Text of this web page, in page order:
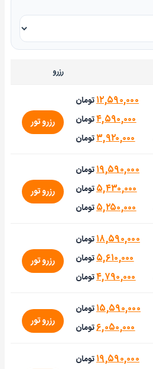
رزرو
۱۲,۵۹۰,۰۰۰تومان
۴,۵۹۰,۰۰۰تومان
۳,۹۲۰,۰۰۰تومان
رزرو تور
۱۹,۵۹۰,۰۰۰تومان
۵,۴۳۰,۰۰۰تومان
۵,۲۵۰,۰۰۰تومان
رزرو تور
۱۸,۵۹۰,۰۰۰تومان
۵,۶۱۰,۰۰۰تومان
۴,۷۹۰,۰۰۰تومان
رزرو تور
۱۵,۵۹۰,۰۰۰تومان
۶,۰۵۰,۰۰۰تومان رزرو تور
۱۹,۵۹۰,۰۰۰تومان